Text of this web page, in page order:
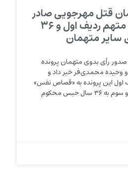
قتل مهرجویی صادر
شد: اعدام برای متهم ردیف اول و ۳۶
متهمان
صدور رأی بدوی متهمان پرونده
وحیده محمدی‌فر خبر داد و
اول این پرونده به «قصاص نفس»
و متهم‌های ردیف دوم و سوم به ۳۶ سال حبس محکوم